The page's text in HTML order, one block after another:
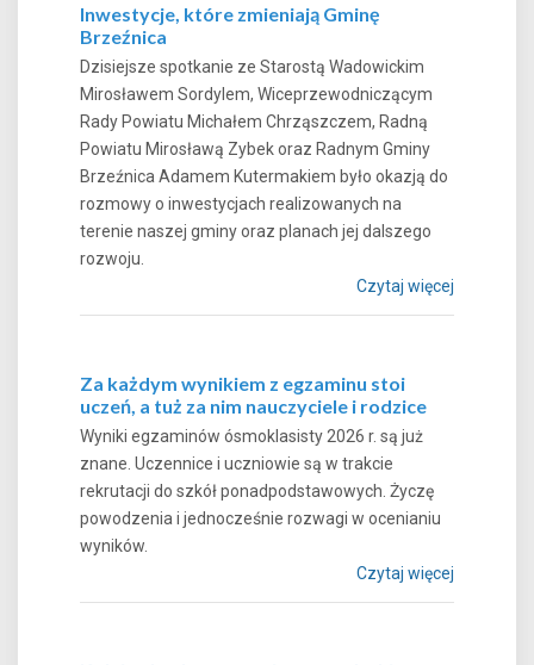
Inwestycje, które zmieniają Gminę
Brzeźnica
Dzisiejsze spotkanie ze Starostą Wadowickim
Mirosławem Sordylem, Wiceprzewodniczącym
Rady Powiatu Michałem Chrząszczem, Radną
Powiatu Mirosławą Zybek oraz Radnym Gminy
Brzeźnica Adamem Kutermakiem było okazją do
rozmowy o inwestycjach realizowanych na
terenie naszej gminy oraz planach jej dalszego
rozwoju.
Czytaj więcej
Za każdym wynikiem z egzaminu stoi
uczeń, a tuż za nim nauczyciele i rodzice
Wyniki egzaminów ósmoklasisty 2026 r. są już
znane. Uczennice i uczniowie są w trakcie
rekrutacji do szkół ponadpodstawowych. Życzę
powodzenia i jednocześnie rozwagi w ocenianiu
wyników.
Czytaj więcej